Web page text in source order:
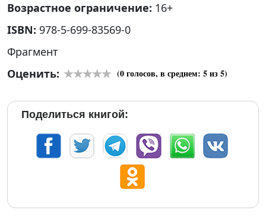
Возрастное ограничение: 16+
ISBN: 978-5-699-83569-0
Фрагмент
Оценить:
(0голосов, в среднем: 5из 5)
Поделиться книгой: